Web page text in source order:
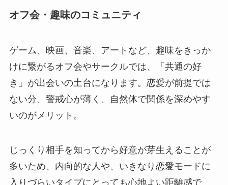
オフ会・趣味のコミュニティ
ゲーム、映画、音楽、アートなど、趣味をきっか
けに繋がるオフ会やサークルでは、「共通の好
き」が出会いの土台になります。恋愛が前提では
ない分、警戒心が薄く、自然体で関係を深めやす
いのがメリット。
じっくり相手を知ってから好意が芽生えることが
多いため、内向的な人や、いきなり恋愛モードに
入りづらいタイプにとっても心地よい距離感で